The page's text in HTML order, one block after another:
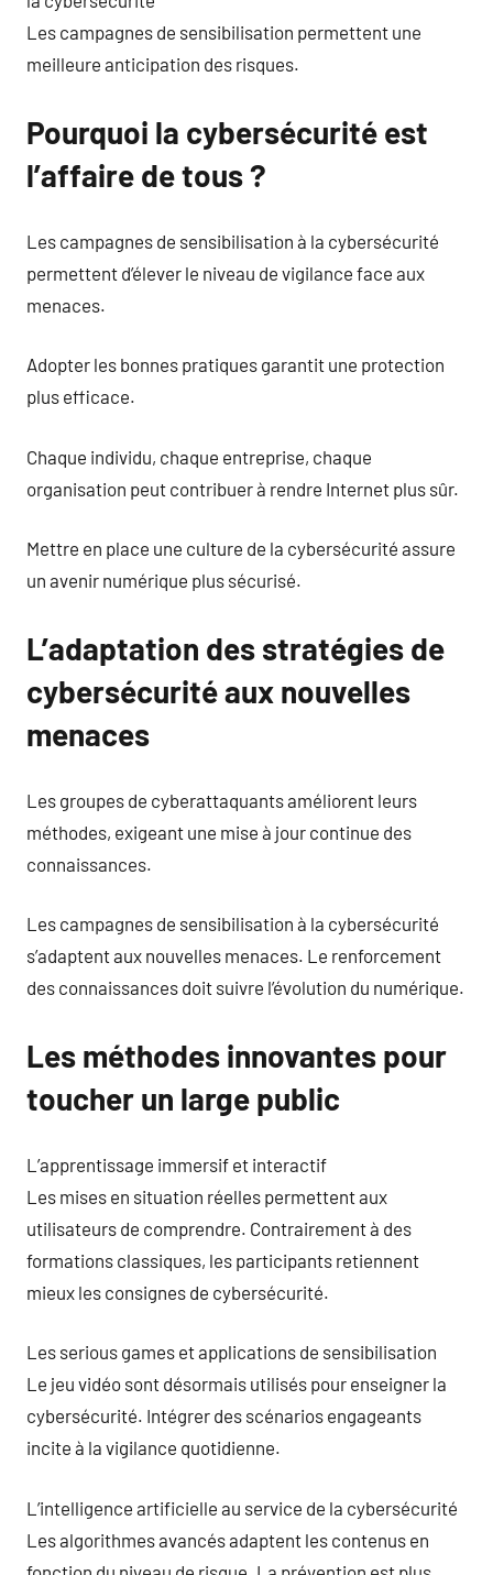
Les campagnes de sensibilisation permettent une
meilleure anticipation des risques.
Pourquoi la cybersécurité est
l’affaire de tous ?
Les campagnes de sensibilisation à la cybersécurité
permettent d’élever le niveau de vigilance face aux
menaces.
Adopter les bonnes pratiques garantit une protection
plus efficace.
Chaque individu, chaque entreprise, chaque
organisation peut contribuer à rendre Internet plus sûr.
Mettre en place une culture de la cybersécurité assure
un avenir numérique plus sécurisé.
L’adaptation des stratégies de
cybersécurité aux nouvelles
menaces
Les groupes de cyberattaquants améliorent leurs
méthodes, exigeant une mise à jour continue des
connaissances.
Les campagnes de sensibilisation à la cybersécurité
s’adaptent aux nouvelles menaces. Le renforcement
des connaissances doit suivre l’évolution du numérique.
Les méthodes innovantes pour
toucher un large public
L’apprentissage immersif et interactif
Les mises en situation réelles permettent aux
utilisateurs de comprendre. Contrairement à des
formations classiques, les participants retiennent
mieux les consignes de cybersécurité.
Les serious games et applications de sensibilisation
Le jeu vidéo sont désormais utilisés pour enseigner la
cybersécurité. Intégrer des scénarios engageants
incite à la vigilance quotidienne.
L’intelligence artificielle au service de la cybersécurité
Les algorithmes avancés adaptent les contenus en